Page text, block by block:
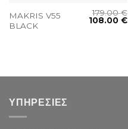
MAKRIS V55
BLACK
179.00€
108.00€
ΥΠΗΡΕΣΙΕΣ